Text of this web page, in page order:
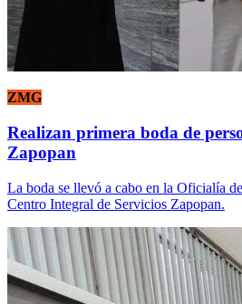
ZMG
Realizan primera boda de
Zapopan
La boda se llevó a cabo en la Oficialía
Centro Integral de Servicios Zapopan.